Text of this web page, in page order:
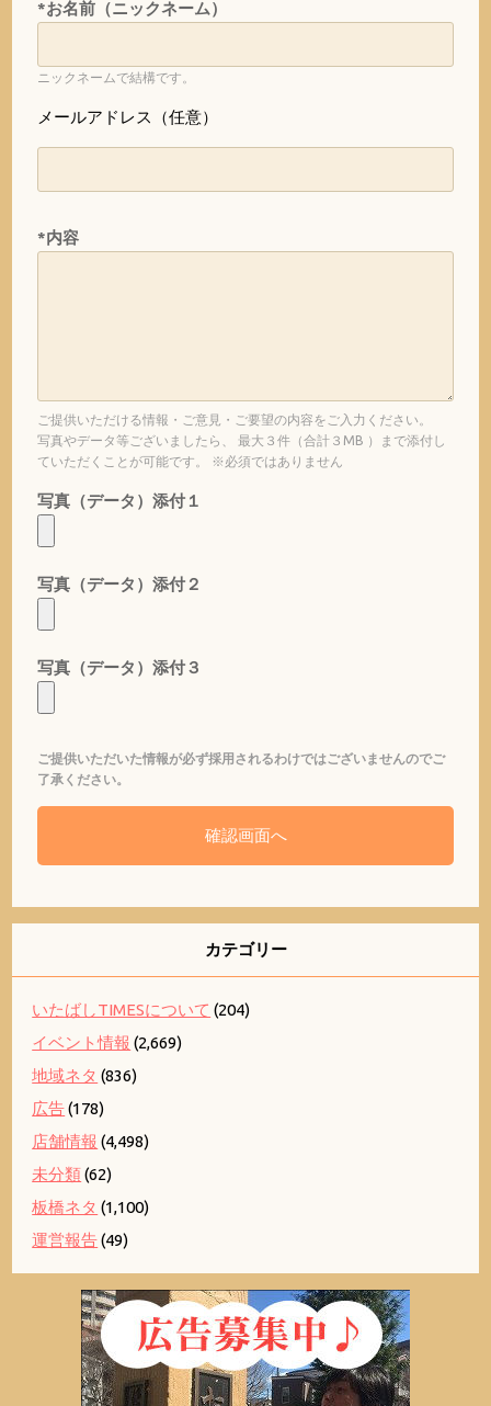
*お名前（ニックネーム）
ニックネームで結構です。
メールアドレス（任意）
*内容
ご提供いただける情報・ご意見・ご要望の内容をご入力ください。
写真やデータ等ございましたら、 最大３件（合計３MB ）まで添付し
ていただくことが可能です。 ※必須ではありません
写真（データ）添付１
写真（データ）添付２
写真（データ）添付３
ご提供いただいた情報が必ず採用されるわけではございませんのでご
了承ください。
カテゴリー
いたばしTIMESについて (204)
イベント情報 (2,669)
地域ネタ (836)
広告(178)
店舗情報 (4,498)
未分類(62)
板橋ネタ (1,100)
運営報告(49)